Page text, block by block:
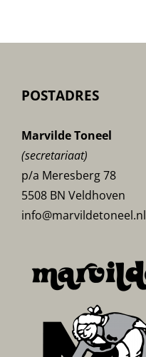
POSTADRES
Marvilde Toneel
(secretariaat)
p/a Meresberg 78
5508 BN Veldhoven
info@marvildetoneel.nl